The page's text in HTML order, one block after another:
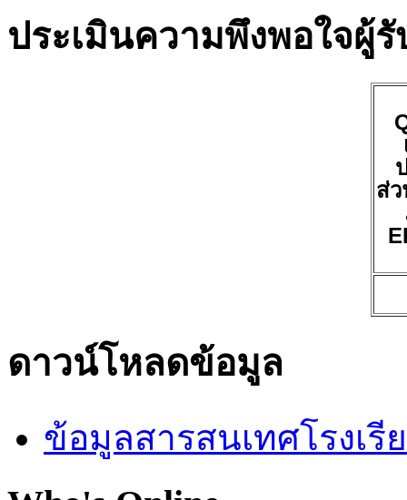
ประเมินความพึงพอใจผู้รั
ส่ว
ดาวน์โหลดข้อมูล
ข้อมูลสารสนเทศโรงเรี